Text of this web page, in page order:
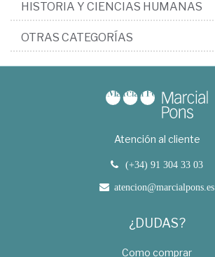
HISTORIA Y CIENCIAS HUMANAS
OTRAS CATEGORÍAS
Atención al cliente
(+34) 91 304 33 03
atencion@marcialpons.es
¿DUDAS?
Como comprar